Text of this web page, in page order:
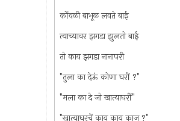
कोंवळी बाभूळ लवते बाई
त्याच्यावर झगडा झुलतो बाई
तो काय झगडा नानापरी
"तुला का देऊं कोणा घरीं ?"
"मला का दे जो खात्याघरीं"
"खात्याघरचें काय काय काज ?"